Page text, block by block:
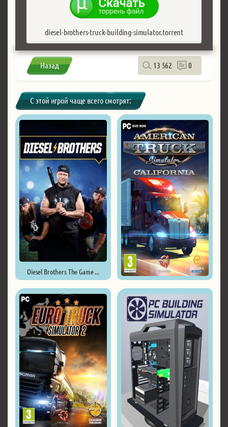
diesel-brothers-truck-building-simulator.torrent
Назад 13 562 0
С этой игрой чаще всего смотрят:
Diesel Brothers The Game ...